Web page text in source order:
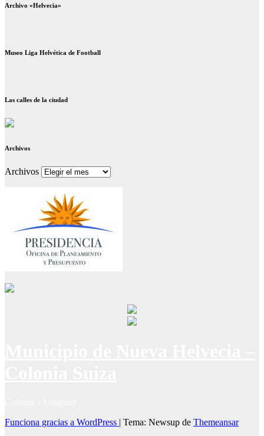
Archivo «Helvecia»
Museo Liga Helvética de Football
Las calles de la ciudad
Archivos
Archivos
Funciona gracias a WordPress | Tema: Newsup de Themeansar